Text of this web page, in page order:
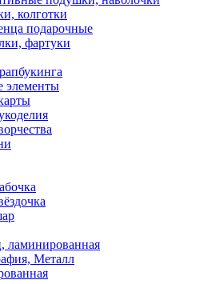
колготки
подарочные
фартуки
элементы
ламинированная
Металл